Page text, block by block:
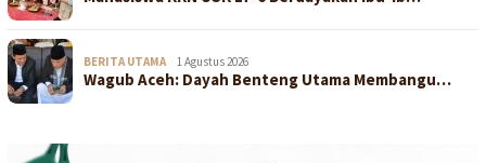
BERITA UTAMA 1 Agustus 2026
Wagub Aceh: Dayah Benteng Utama Membangu…